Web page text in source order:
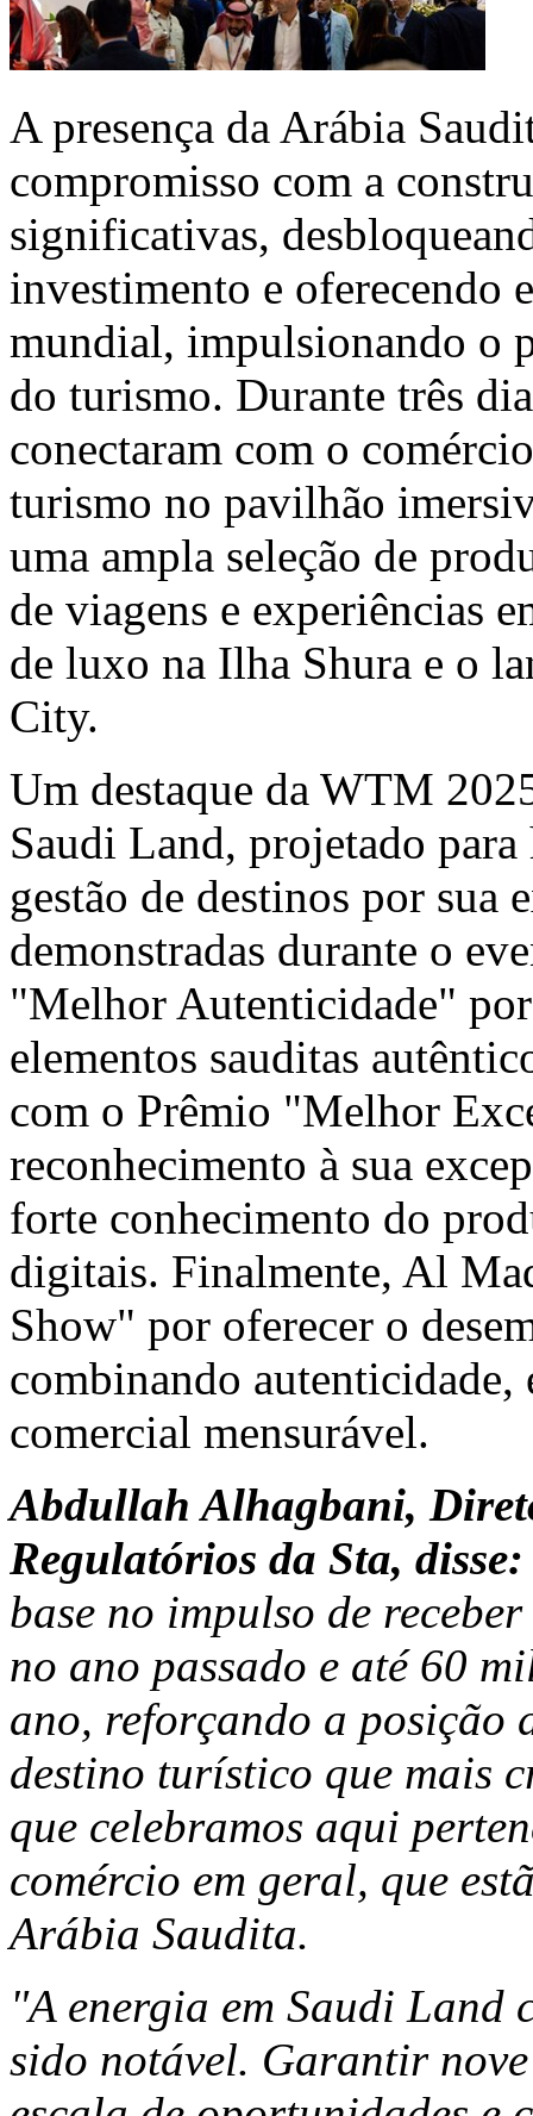
A presença da Arábia
compromisso com a
significativas,
investimento e oferecendo
mundial, impulsionando o
do turismo. Durante três
conectaram com o
turismo no pavilhão
uma ampla seleção de
de viagens e experiências
de luxo na Ilha Shura e o
City.
Um destaque da WTM
Saudi Land, projetado para
gestão de destinos por sua
demonstradas durante o
"Melhor Autenticidade"
elementos sauditas
com o Prêmio "Melhor
reconhecimento à sua
forte conhecimento do
digitais. Finalmente, Al
Show" por oferecer o
combinando
comercial mensurável.
Abdullah Alhagbani,
Regulatórios da Sta,
base no impulso de
no ano passado e até 60
ano, reforçando a posição
destino turístico que mais
que celebramos aqui
comércio em geral, que
Arábia Saudita.
"A energia em Saudi Land
sido notável. Garantir